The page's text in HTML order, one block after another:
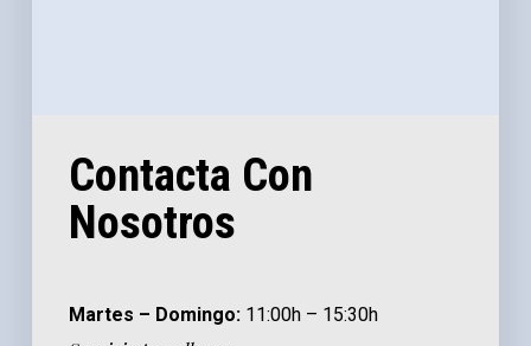
Contacta Con
Nosotros
Martes – Domingo: 11:00h – 15:30h